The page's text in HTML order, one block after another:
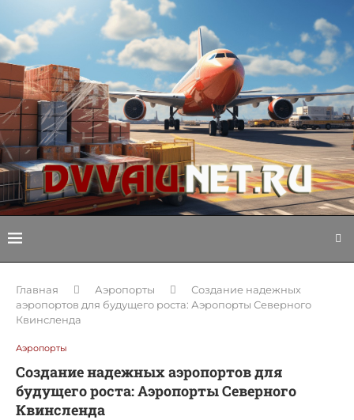
Главная Аэропорты
Создание надежных
аэропортов для будущего роста: Аэропорты Северного
Квинсленда
Аэропорты
Создание надежных аэропортов для
будущего роста: Аэропорты Северного
Квинсленда